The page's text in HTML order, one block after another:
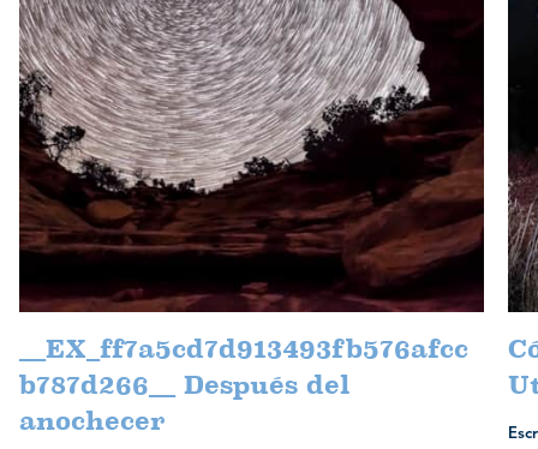
__EX_ff7a5cd7d913493fb576afcc
b787d266__ Después del
anochecer